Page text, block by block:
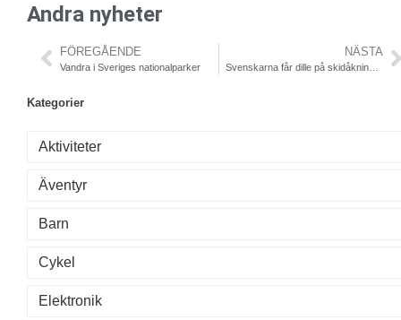
Andra nyheter
FÖREGÅENDE
Vandra i Sveriges nationalparker
NÄSTA
Svenskarna får dille på skidåkning under sportlovstider
Kategorier
Aktiviteter
Äventyr
Barn
Cykel
Elektronik